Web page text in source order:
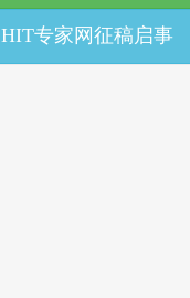
HIT专家网征稿启事